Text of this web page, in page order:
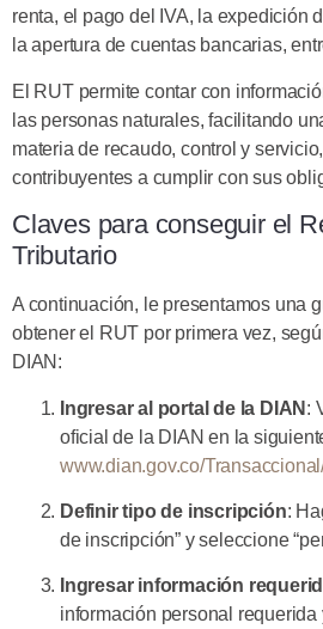
renta, el pago del IVA, la expedición
la apertura de cuentas bancarias,
El RUT permite contar con
las personas naturales, facilitando
materia de recaudo, control y
contribuyentes a cumplir con sus
Claves para conseguir el
Tributario
A continuación, le presentamos una
obtener el RUT por primera vez,
DIAN:
Ingresar al portal de la DIAN :
oficial de la DIAN en la
www.dian.gov.co/
Definir tipo de inscripción:
de inscripción” y seleccione
Ingresar información
información personal requerida